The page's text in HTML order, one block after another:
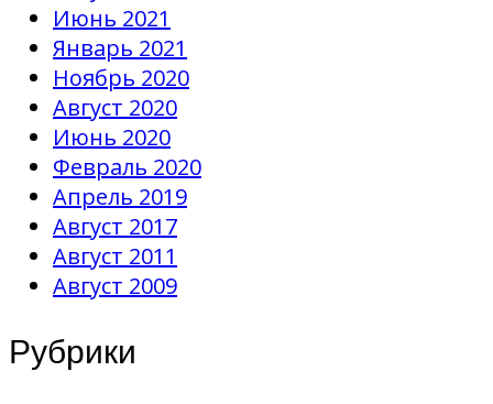
Июнь 2021
Январь 2021
Ноябрь 2020
Август 2020
Июнь 2020
Февраль 2020
Апрель 2019
Август 2017
Август 2011
Август 2009
Рубрики